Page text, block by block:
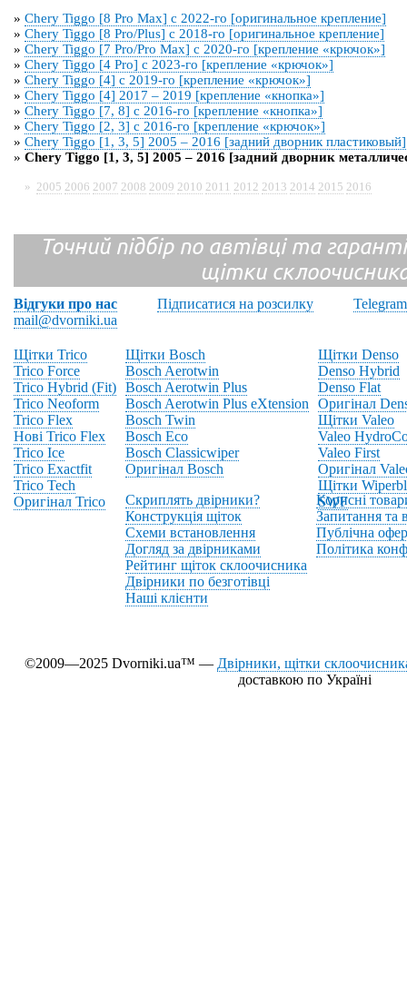
» Chery Tiggo [8 Pro Max] с 2022-го [оригинальное крепление]
» Chery Tiggo [8 Pro/Plus] с 2018-го [оригинальное крепление]
» Chery Tiggo [7 Pro/Pro Max] с 2020-го [крепление «крючок»]
» Chery Tiggo [4 Pro] с 2023-го [крепление «крючок»]
» Chery Tiggo [4] с 2019-го [крепление «крючок»]
» Chery Tiggo [4] 2017 – 2019 [крепление «кнопка»]
» Chery Tiggo [7, 8] с 2016-го [крепление «кнопка»]
» Chery Tiggo [2, 3] с 2016-го [крепление «крючок»]
» Chery Tiggo [1, 3, 5] 2005 – 2016 [задний дворник пластиковый]
» Chery Tiggo [1, 3, 5] 2005 – 2016 [задний дворник
» 2005 2006 2007 2008 2009 2010 2011 2012 2013 2014 2015 2016
Точний підбір по автівці та
щітки
Відгуки про нас Підписатися на розсилку
Telegram
mail@dvorniki.ua
Щітки Trico
Trico Force
Trico Hybrid (Fit)
Trico Neoform
Trico Flex
Нові Trico Flex
Trico Ice
Trico Exactfit
Trico Tech
Оригінал Trico
Щітки Bosch
Bosch Aerotwin
Bosch Aerotwin Plus
Bosch Aerotwin Plus eXtension
Bosch Twin
Bosch Eco
Bosch Classicwiper
Оригінал Bosch
Щітки Denso
Denso Hybrid
Denso Flat
Оригінал
Щітки Valeo
Valeo
Valeo First
Оригінал
Щітки
SWF
Скриплять двірники?
Конструкція щіток
Схеми встановлення
Догляд за двірниками
Рейтинг щіток склоочисника
Двірники по безготівці
Наші клієнти
Корисні
Запитання та
Публічна
Політика
©2009—2025 Dvorniki.ua™ — Двірники, щітки
доставкою по Україні